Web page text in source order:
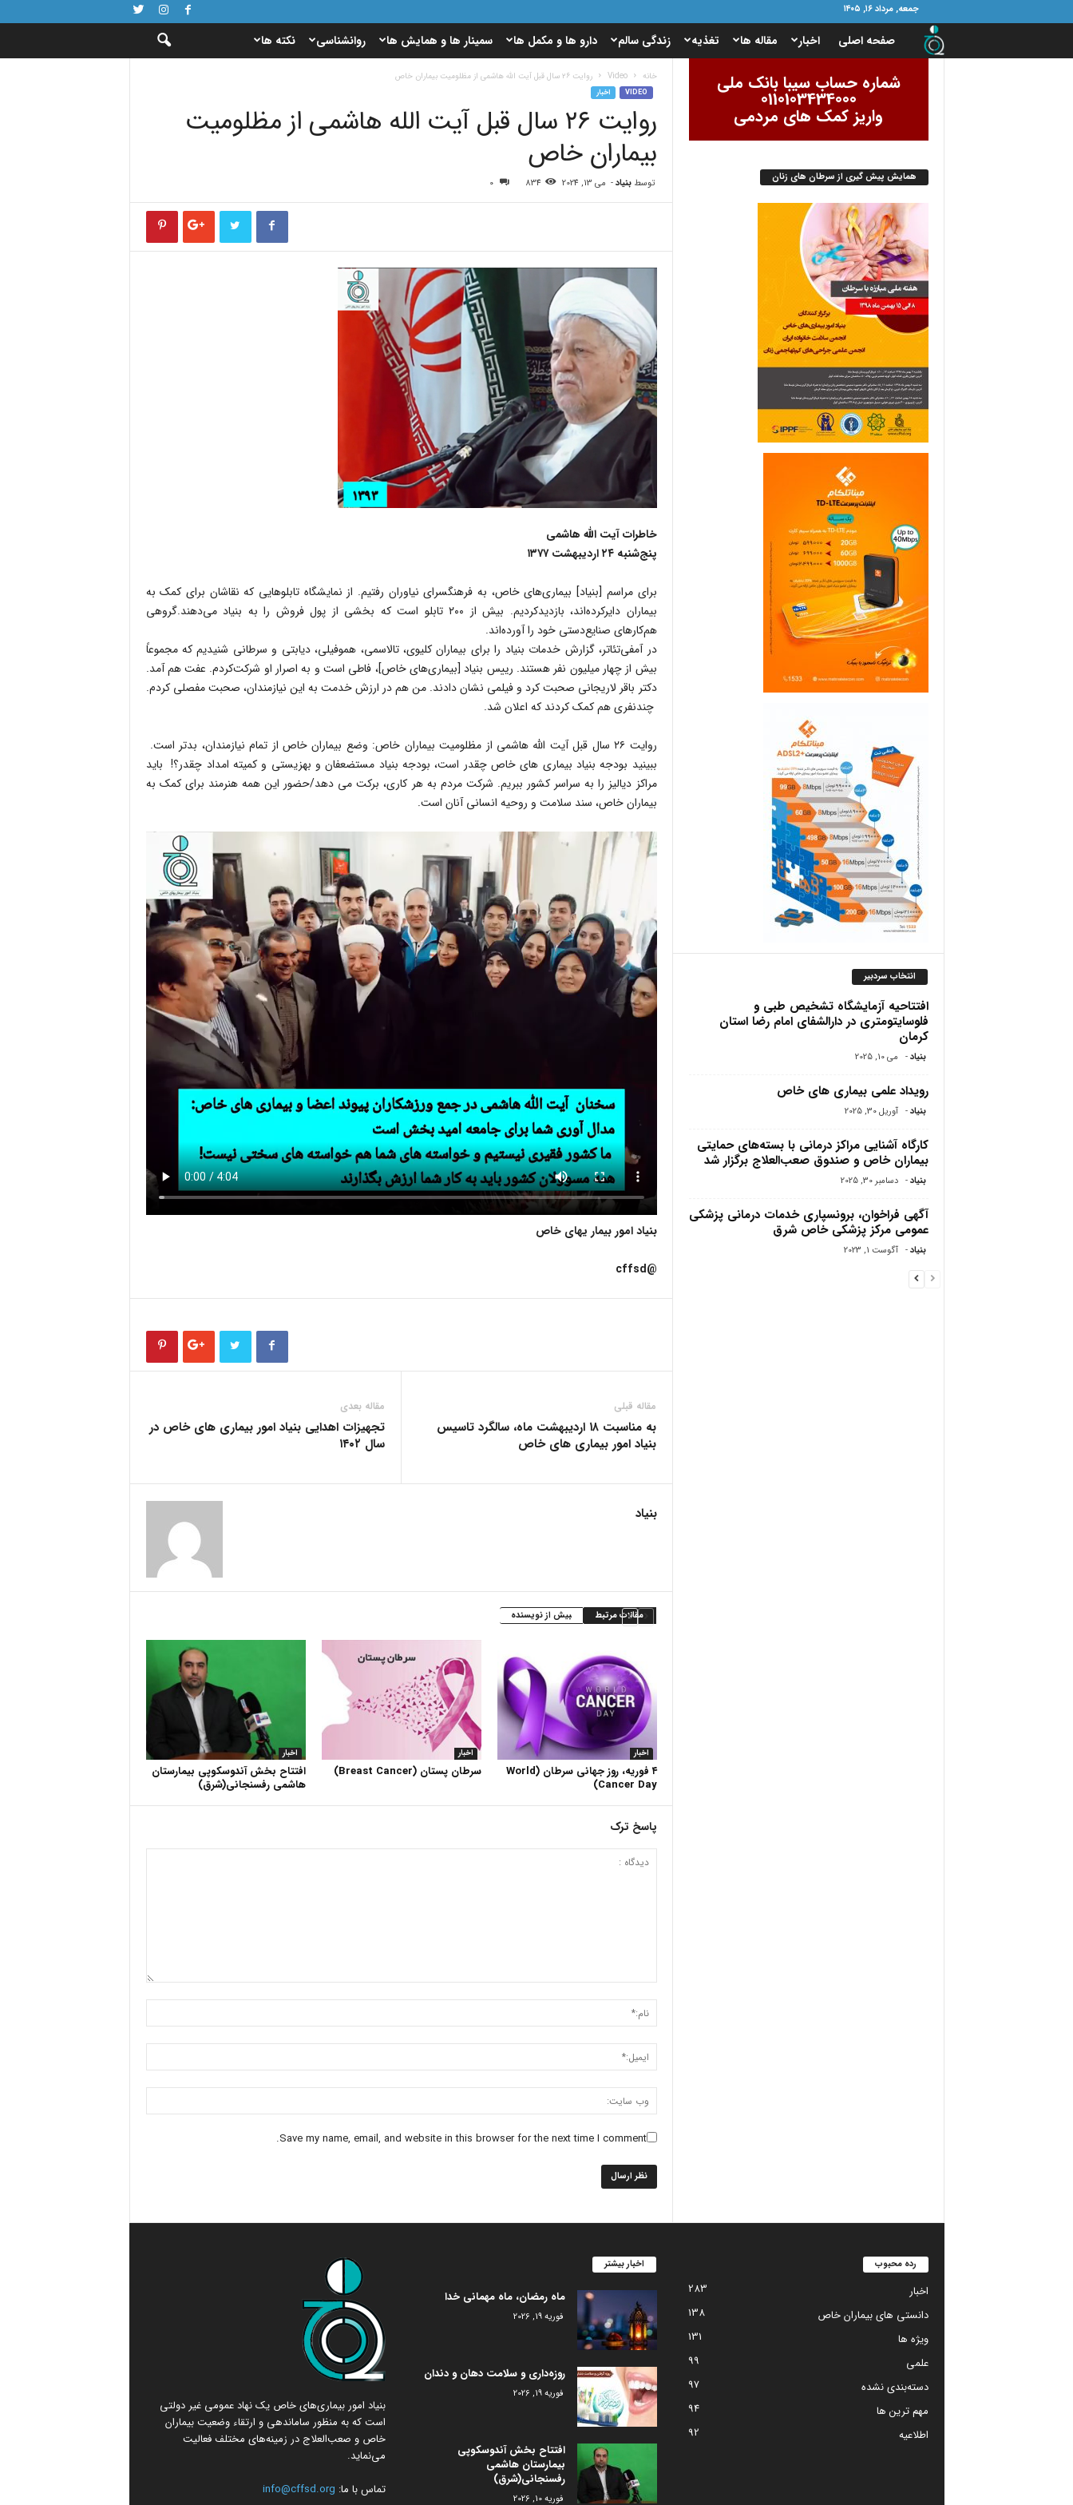
جمعه, مرداد ۱۶, ۱۴۰۵
ا
د
م
و
ر
ی
م
ی
ا
خ
ص
صفحه اصلی اخبار مقاله ها تغذیه زندگی سالم دارو ها و مکمل ها سمینار ها و همایش ها روانشناسی نکته ها
خانه Video روایت ۲۶ سال قبل آیت الله هاشمی از مظلومیت بیماران خاص
VIDEO اخبار
روایت ۲۶ سال قبل آیت الله هاشمی از مظلومیت
بیماران خاص
توسط بنیاد- می 13, 2024 834
0
خاطرات آیت الله هاشمی
پنج‌شنبه ۲۴ اردیبهشت ۱۳۷۷
براى مراسم [بنیاد] بیماری‌هاى خاص، به فرهنگسراى نیاوران رفتیم. از نمایشگاه تابلوهایى که نقاشان براى کمک به
بیماران دایرکرده‌اند، بازدیدکردیم. بیش از ۲۰۰ تابلو است که بخشى از پول فروش را به بنیاد مى‌دهند.گروهى
هم‌کارهاى صنایع‌دستى خود را آورده‌اند.
در آمفى‌تئاتر، گزارش خدمات بنیاد را براى بیماران کلیوى، تالاسمى، هموفیلى، دیابتى و سرطانى شنیدیم که مجموعاً
بیش از چهار میلیون نفر هستند. رییس بنیاد [بیماری‌های خاص]، فاطى است و به اصرار او شرکت‌کردم. عفت هم آمد.
دکتر باقر لاریجانى صحبت کرد و فیلمى نشان دادند. من هم در ارزش خدمت به این نیازمندان، صحبت مفصلى کردم.
چندنفرى هم‌ کمک‌ کردند که اعلان شد.
روایت ۲۶ سال قبل آیت الله هاشمی از مظلومیت بیماران خاص: وضع بیماران خاص از تمام نیازمندان، بدتر است.
ببینید بودجه بنیاد بیماری های خاص چقدر است، بودجه بنیاد مستضعفان و بهزیستی و کمیته امداد چقدر؟! باید
مراکز دیالیز را به سراسر کشور ببریم. شرکت مردم به هر کاری، برکت می دهد/حضور این همه هنرمند برای کمک به
بیماران خاص، سند سلامت و روحیه انسانی آنان است.
بنیاد امور بیمار یهای خاص
@cffsd
مقاله قبلی
به مناسبت ۱۸ اردیبهشت ماه، سالگرد تاسیس
بنیاد امور بیماری های خاص
مقاله بعدی
تجهیزات اهدایی بنیاد امور بیماری های خاص در
سال ۱۴۰۲
بنیاد
مقالات مرتبط بیش از نویسنده
اخبار
افتتاح بخش آندوسکوپی بیمارستان
هاشمی رفسنجانی(شرق)
اخبار
سرطان پستان (Breast Cancer)
اخبار
۴ فوریه، روز جهانی سرطان (World
Cancer Day)
پاسخ ترک
Save my name, email, and website in this browser for the next time I comment.
شماره حساب سیبا بانک ملی
0110103434000
واریز کمک های مردمی
همایش پیش گیری از سرطان های زنان
انتخاب سردبیر
افتتاحیه آزمایشگاه تشخیص طبی و
فلوسایتومتری در دارالشفای امام رضا استان
کرمان
بنیاد - می 10, 2025
رویداد علمی بیماری های خاص
بنیاد - آوریل 30, 2025
کارگاه آشنایی مراکز درمانی با بسته‌های حمایتی
بیماران خاص و صندوق صعب‌العلاج برگزار شد
بنیاد - دسامبر 30, 2025
آگهی فراخوان، برونسپاری خدمات درمانی پزشکی
عمومی مرکز پزشکی خاص شرق
بنیاد - آگوست 1, 2023
بنیاد امور بیماری‌های خاص یک نهاد عمومی غیر دولتی
است که به منظور ساماندهی و ارتقاء وضعیت بیماران
خاص و صعب‌العلاج در زمینه‌های مختلف فعالیت
می‌نماید.
تماس با ما: info@cffsd.org
اخبار بیشتر
ماه رمضان، ماه مهمانی خدا
فوریه 19, 2026
روزه‌داری و سلامت دهان و دندان
فوریه 19, 2026
افتتاح بخش آندوسکوپی
بیمارستان هاشمی
رفسنجانی(شرق)
فوریه 10, 2026
رده محبوب
اخبار
283
دانستی های بیماران خاص
138
ویژه ها
131
علمی
99
دسته‌بندی نشده
97
مهم ترین ها
94
اطلاعیه
92